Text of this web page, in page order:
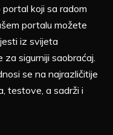
koji sa radom
portalu možete
iz svijeta
sigurniji saobraćaj.
se na najrazličitije
testove, a sadrži i